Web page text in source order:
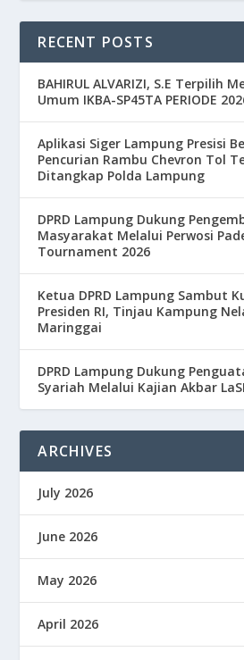
RECENT POSTS
BAHIRUL ALVARIZI, S.E Terpilih
Umum IKBA-SP45TA PERIODE
Aplikasi Siger Lampung Presisi
Pencurian Rambu Chevron Tol
Ditangkap Polda Lampung
DPRD Lampung Dukung
Masyarakat Melalui Perwosi
Tournament 2026
Ketua DPRD Lampung Sambut
Presiden RI, Tinjau Kampung
Maringgai
DPRD Lampung Dukung
Syariah Melalui Kajian Akbar
ARCHIVES
July 2026
June 2026
May 2026
April 2026